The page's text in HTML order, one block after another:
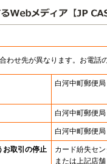
わせ先が異なります。お電話
白河中町郵便局
白河中町郵便局
白河中町郵便局
お取引の停止
カード紛失セ
または上記店舗